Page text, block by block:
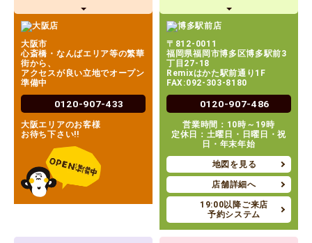
大阪市
心斎橋・なんばエリア等の繁華
街から、
アクセスが良い立地でオープン
準備中
0120-907-433
大阪エリアのお客様
お待ち下さい!!
〒812-0011
福岡県福岡市博多区博多駅前3
丁目27-18
Remixはかた駅前通り1F
FAX:092-303-8180
0120-907-486
営業時間：10時～19時
定休日：土曜日・日曜日・祝
日・年末年始
地図を見る
店舗詳細へ
19:00以降ご来店
予約システム